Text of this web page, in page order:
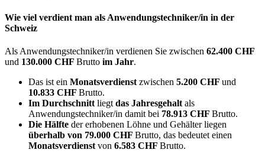
Wie viel verdient man als Anwendungstechniker/in in der
Schweiz
Als Anwendungstechniker/in verdienen Sie zwischen 62.400 CHF
und 130.000 CHF Brutto im Jahr.
Das ist ein Monatsverdienst zwischen 5.200 CHF und
10.833 CHF Brutto.
Im Durchschnitt liegt das Jahresgehalt als
Anwendungstechniker/in damit bei 78.913 CHF Brutto.
Die Hälfte der erhobenen Löhne und Gehälter liegen
überhalb von 79.000 CHF Brutto, das bedeutet einen
Monatsverdienst von 6.583 CHF Brutto.